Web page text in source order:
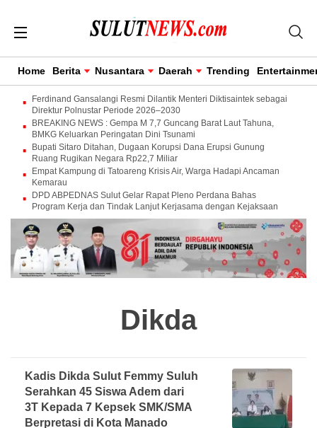
Home Berita Nusantara Daerah Trending
Ferdinand Gansalangi Resmi Dilantik Menteri Diktisaintek sebagai
Direktur Polnustar Periode 2026–2030
BREAKING NEWS : Gempa M 7,7 Guncang Barat Laut Tahuna,
BMKG Keluarkan Peringatan Dini Tsunami
Bupati Sitaro Ditahan, Dugaan Korupsi Dana Erupsi Gunung
Ruang Rugikan Negara Rp22,7 Miliar
Empat Kampung di Tatoareng Krisis Air, Warga Hadapi Ancaman
Kemarau
DPD ABPEDNAS Sulut Gelar Rapat Pleno Perdana Bahas
Program Kerja dan Tindak Lanjut Kerjasama dengan Kejaksaan
Dikda
Kadis Dikda Sulut Femmy Suluh
Serahkan 45 Siswa Adem dari
3T Kepada 7 Kepsek SMK/SMA
Berpretasi di Kota Manado